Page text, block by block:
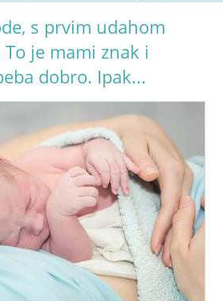
s prvim udahom
je mami znak i
dobro. Ipak...